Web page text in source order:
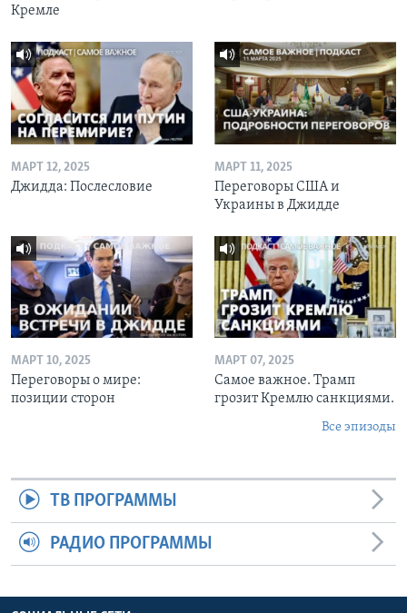
Кремле
МАРТ 12, 2025
Джидда: Послесловие
МАРТ 11, 2025
Переговоры США и
Украины в Джидде
МАРТ 10, 2025
Переговоры о мире:
позиции сторон
МАРТ 07, 2025
Самое важное. Трамп
грозит Кремлю санкциями.
Все эпизоды
ТВ ПРОГРАММЫ
РАДИО ПРОГРАММЫ